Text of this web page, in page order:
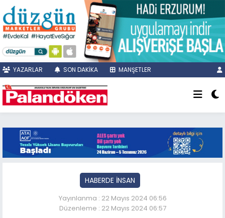
YAZARLAR SON DAKİKA MANŞETLER
HABERDE İNSAN
Yayınlanma : 22 Mayıs 2024 06:56
Düzenleme : 22 Mayıs 2024 06:57